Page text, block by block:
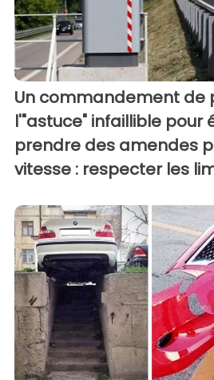
Un commandement de
l'"astuce" infaillible pour
prendre des amendes
vitesse : respecter les